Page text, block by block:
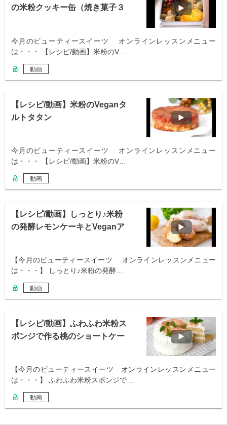
の米粉クッキー缶（焼き菓子３
今月のビューティースイーツ オンラインレッスンメニュー
は・・・ 【レシピ/動画】米粉のV…
動画
【レシピ/動画】米粉のVeganタ
ルトタタン
今月のビューティースイーツ オンラインレッスンメニュー
は・・・ 【レシピ/動画】米粉のV…
動画
【レシピ/動画】しっとり♪米粉
の発酵レモンケーキとVeganア
【今月のビューティースイーツ オンラインレッスンメニュー
は・・・】 しっとり♪米粉の発酵…
動画
【レシピ/動画】ふわふわ米粉ス
ポンジで作る桃のショートケー
【今月のビューティースイーツ オンラインレッスンメニュー
は・・・】 ふわふわ米粉スポンジで…
動画